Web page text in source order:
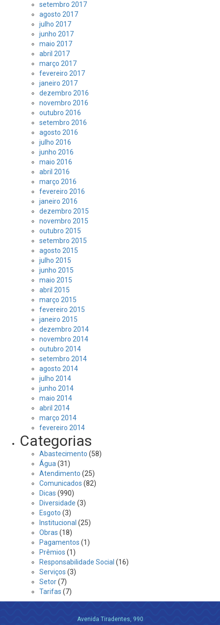
setembro 2017
agosto 2017
julho 2017
junho 2017
maio 2017
abril 2017
março 2017
fevereiro 2017
janeiro 2017
dezembro 2016
novembro 2016
outubro 2016
setembro 2016
agosto 2016
julho 2016
junho 2016
maio 2016
abril 2016
março 2016
fevereiro 2016
janeiro 2016
dezembro 2015
novembro 2015
outubro 2015
setembro 2015
agosto 2015
julho 2015
junho 2015
maio 2015
abril 2015
março 2015
fevereiro 2015
janeiro 2015
dezembro 2014
novembro 2014
outubro 2014
setembro 2014
agosto 2014
julho 2014
junho 2014
maio 2014
abril 2014
março 2014
fevereiro 2014
Categorias
Abastecimento (58)
Água (31)
Atendimento (25)
Comunicados (82)
Dicas (990)
Diversidade (3)
Esgoto (3)
Institucional (25)
Obras (18)
Pagamentos (1)
Prêmios (1)
Responsabilidade Social (16)
Serviços (3)
Setor(7)
Tarifas (7)
Avenida Tiradentes, 990